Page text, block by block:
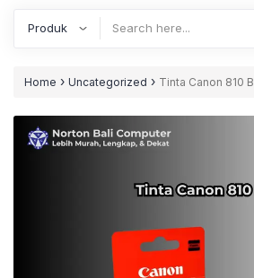
Home › Uncategorized › Tinta Canon 810 B